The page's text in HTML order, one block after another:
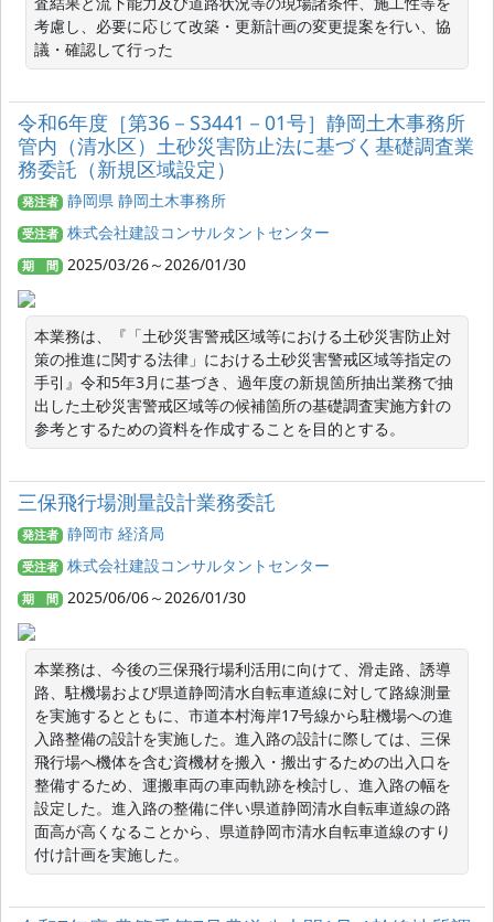
考慮し、必要に応じて改築・更新計画の変更提案を行い、協
議・確認して行った
令和6年度［第36－S3441－01号］静岡土木事務所
管内（清水区）土砂災害防止法に基づく基礎調査業
務委託（新規区域設定）
発注者 静岡県 静岡土木事務所
受注者 株式会社建設コンサルタントセンター
期 間 2025/03/26～2026/01/30
本業務は、『「土砂災害警戒区域等における土砂災害防止対
策の推進に関する法律」における土砂災害警戒区域等指定の
手引』令和5年3月に基づき、過年度の新規箇所抽出業務で抽
出した土砂災害警戒区域等の候補箇所の基礎調査実施方針の
参考とするための資料を作成することを目的とする。
三保飛行場測量設計業務委託
発注者 静岡市 経済局
受注者 株式会社建設コンサルタントセンター
期 間 2025/06/06～2026/01/30
本業務は、今後の三保飛行場利活用に向けて、滑走路、誘導
路、駐機場および県道静岡清水自転車道線に対して路線測量
を実施するとともに、市道本村海岸17号線から駐機場への進
入路整備の設計を実施した。進入路の設計に際しては、三保
飛行場へ機体を含む資機材を搬入・搬出するための出入口を
整備するため、運搬車両の車両軌跡を検討し、進入路の幅を
設定した。進入路の整備に伴い県道静岡清水自転車道線の路
面高が高くなることから、県道静岡市清水自転車道線のすり
付け計画を実施した。